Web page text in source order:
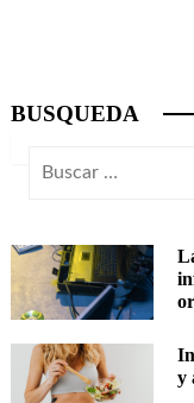
BUSQUEDA
Buscar:
y